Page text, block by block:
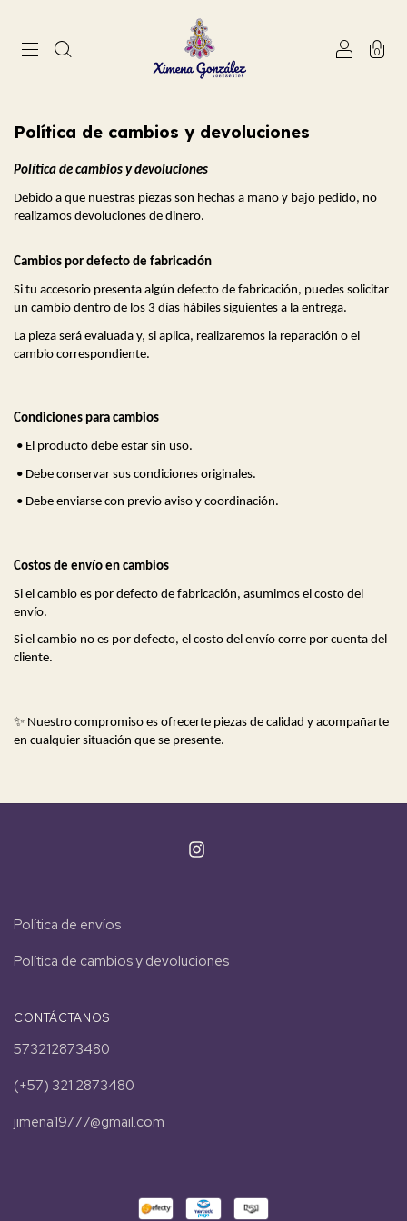
0
Política de cambios y devoluciones
Política de cambios y devoluciones
Debido a que nuestras piezas son hechas a mano y bajo pedido, no
realizamos devoluciones de dinero.
Cambios por defecto de fabricación
Si tu accesorio presenta algún defecto de fabricación, puedes solicitar
un cambio dentro de los 3 días hábiles siguientes a la entrega.
La pieza será evaluada y, si aplica, realizaremos la reparación o el
cambio correspondiente.
Condiciones para cambios
• El producto debe estar sin uso.
• Debe conservar sus condiciones originales.
• Debe enviarse con previo aviso y coordinación.
Costos de envío en cambios
Si el cambio es por defecto de fabricación, asumimos el costo del
envío.
Si el cambio no es por defecto, el costo del envío corre por cuenta del
cliente.
✨ Nuestro compromiso es ofrecerte piezas de calidad y acompañarte
en cualquier situación que se presente.
Política de envíos
Política de cambios y devoluciones
CONTÁCTANOS
573212873480
(+57) 321 2873480
jimena19777@gmail.com